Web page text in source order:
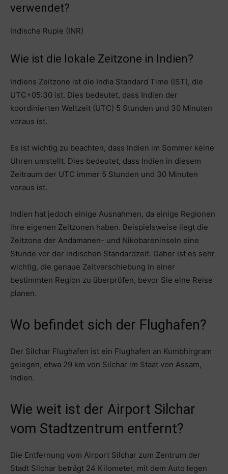
verwendet?
Indische Rupie (INR)
Wie ist die lokale Zeitzone in Indien?
Indiens Zeitzone ist die India Standard Time (IST), die
UTC+05:30 ist. Dies bedeutet, dass Indien der
koordinierten Weltzeit (UTC) 5 Stunden und 30 Minuten
voraus ist.
Es ist wichtig zu beachten, dass Indien im Sommer keine
Uhren umstellt. Dies bedeutet, dass Indien in diesem
Zeitraum der UTC immer 5 Stunden und 30 Minuten
voraus ist.
Indien hat jedoch einige Ausnahmen, da einige Regionen
ihre eigenen Zeitzonen haben. Beispielsweise liegt die
Zeitzone der Andamanen- und Nikobareninseln eine
Stunde vor der indischen Standardzeit. Daher ist es sehr
wichtig, die genaue Zeitverschiebung in einer
bestimmten Region zu überprüfen, bevor Sie eine Reise
planen.
Wo befindet sich der Flughafen?
Der Silchar Flughafen ist ein Flughafen an Kumbhirgram
gelegen, etwa 29 km von Silchar im Staat von Assam,
Indien.
Wie weit ist der Airport Silchar
vom Stadtzentrum entfernt?
Die Entfernung vom Airport Silchar zum Zentrum der
Stadt Silchar beträgt 24 Kilometer, mit dem Auto legen